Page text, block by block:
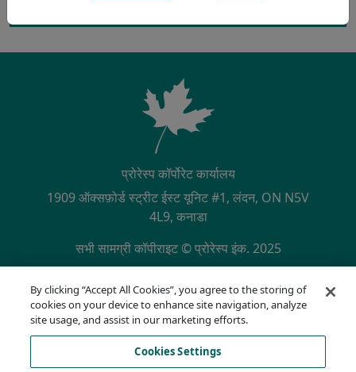
प्रोरेस्प कॉर्पोरेट कार्यालय
1909 ऑक्सफ़ोर्ड स्ट्रीट ईस्ट यूनिट #1, लंदन, ON N5V
4L9, कनाडा
सभी सामग्री कॉपीराइट © प्रोरेस्प इंक. 2025
SECONDARY MENU
गोपनीयता नीति
अनुपालन हॉटलाइन
उपयोग की शर्तें
AODA
By clicking “Accept All Cookies”, you agree to the storing of
cookies on your device to enhance site navigation, analyze
site usage, and assist in our marketing efforts.
Cookies Settings